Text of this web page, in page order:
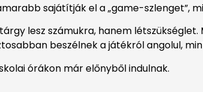
sajátítják el a „game-szlenget”,
lesz számukra, hanem létszükséglet.
beszélnek a játékról angolul,
órákon már előnyből indulnak.